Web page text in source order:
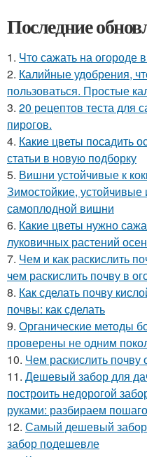
Последние
1. Что сажать на огороде
2. Калийные удобрения,
пользоваться. Простые
3. 20 рецептов теста для
пирогов.
4. Какие цветы посадить
статьи в новую подборку
5. Вишни устойчивые к
Зимостойкие,
самоплодной вишни
6. Какие цветы нужно
луковичных растений
7. Чем и как раскислить
чем раскислить почву в
8. Как сделать почву
почвы: как сделать
9. Органические методы
проверены не одним
10. Чем раскислить
11. Дешевый забор для
построить недорогой
руками: разбираем
12. Самый дешевый забор
забор подешевле